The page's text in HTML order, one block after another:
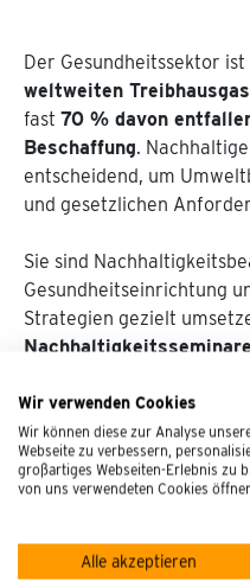
Wir verwenden Cookies
Wir können diese zur Analyse
Webseite zu verbessern,
großartiges Webseiten-Erlebnis zu
von uns verwendeten Cookies
Alle akzeptieren
Der Gesundheitssektor
weltweiten
fast 70 % davon
Beschaffung.
entscheidend, um
und gesetzlichen
Sie sind
Gesundheitseinrichtung
Strategien gezielt
Nachhaltigkeitsseminare
Krankenhäuser,
und Sozialeinrichtungen
umweltbewusstere
Beschaffungzu
Umsetzungshilfen und
Lieferkettengesetz
lassen sich durch